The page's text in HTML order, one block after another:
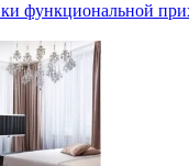
функциональной